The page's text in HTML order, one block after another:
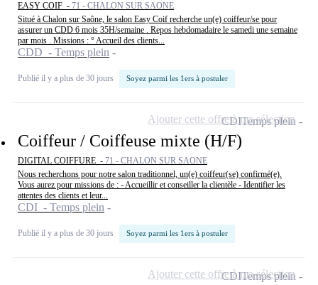
EASY COIF - 71 - CHALON SUR SAONE
Situé à Chalon sur Saône, le salon Easy Coif recherche un(e) coiffeur/se pour
assurer un CDD 6 mois 35H/semaine . Repos hebdomadaire le samedi une semaine
par mois . Missions : ° Accueil des clients...
CDD - Temps plein
Publié il y a plus de 30 jours Soyez parmi les 1ers à postuler
Coiffeur / Coiffeuse mixte (H/F)
DIGITAL COIFFURE - 71 - CHALON SUR SAONE
Nous recherchons pour notre salon traditionnel, un(e) coiffeur(se) confirmé(e).
Vous aurez pour missions de : - Accueillir et conseiller la clientèle - Identifier les
attentes des clients et leur...
CDI - Temps plein
Publié il y a plus de 30 jours Soyez parmi les 1ers à postuler
CDITemps plein
Ajouter cette offre à ma sélection
CDITemps plein
Ajouter cette offre à ma sélection